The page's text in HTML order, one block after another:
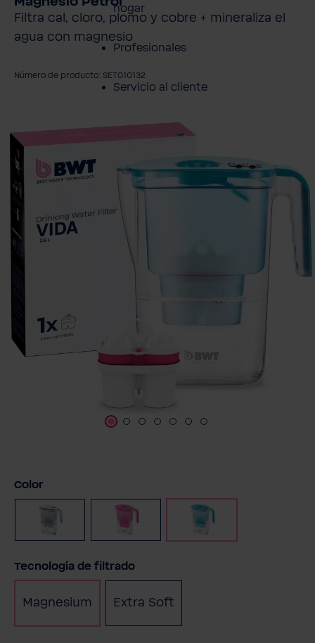
hogar
Profesionales
Servicio al cliente
Productos
Sobre BWT
Resumen de
Productos
Filtra cal, cloro, plomo y cobre + mineraliza el
agua con magnesio
Número de producto: SET010132
Seleccione
Color
Seleccione
Tecnología de filtrado
Magnesium Extra Soft